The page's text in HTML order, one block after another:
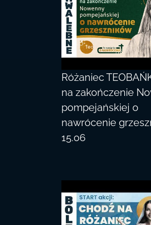
Różaniec
na zakończenie
pompejańskiej o
nawrócenie
15.06